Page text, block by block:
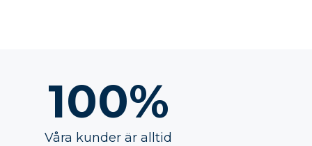
100%
Våra kunder är alltid